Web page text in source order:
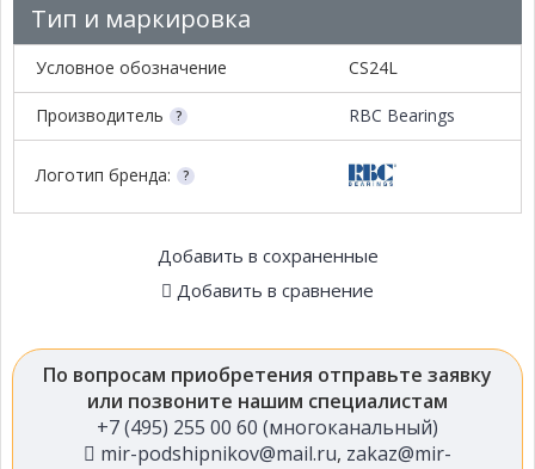
Тип и маркировка
Условное обозначение CS24L
Производитель RBC Bearings
Логотип бренда:
Добавить в сохраненные
Добавить в сравнение
По вопросам приобретения отправьте заявку
или позвоните нашим специалистам
+7 (495) 255 00 60 (многоканальный)
mir-podshipnikov@mail.ru, zakaz@mir-